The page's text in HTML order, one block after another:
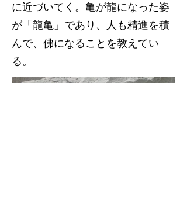
に近づいてく。亀が龍になった姿
が「龍亀」であり、人も精進を積
んで、佛になることを教えてい
る。